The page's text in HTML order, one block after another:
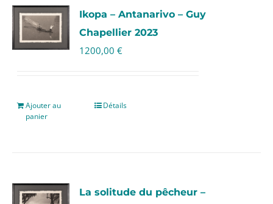
Ikopa – Antanarivo – Guy
Chapellier 2023
1200,00€
Ajouter au
panier
Détails
La solitude du pêcheur –